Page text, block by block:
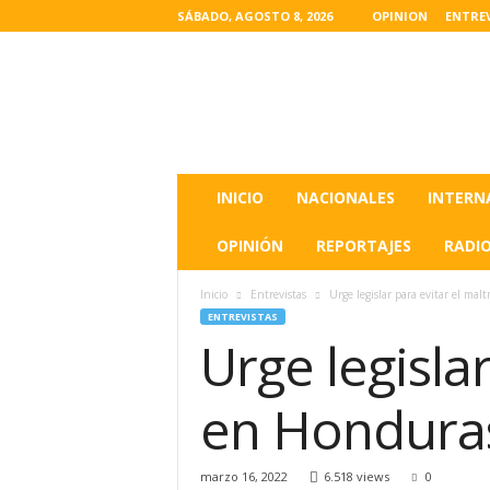
SÁBADO, AGOSTO 8, 2026 OPINION
INICIO NACIONALES
OPINIÓN REPORTAJES
Inicio Entrevistas Urge legislar para evitar el
ENTREVISTAS
Urge
en
marzo 16, 2022 6.518 views 0